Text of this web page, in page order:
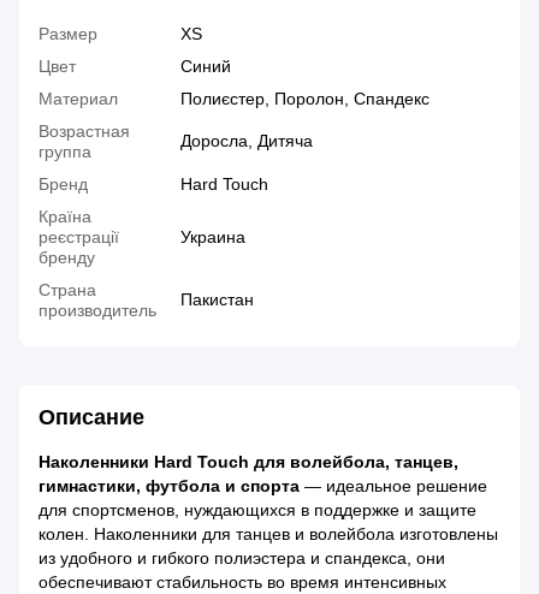
Размер
XS
Цвет
Синий
Материал
Полиєстер, Поролон, Спандекс
Возрастная
группа
Доросла, Дитяча
Бренд
Hard Touch
Країна
реєстрації
бренду
Украина
Страна
производитель
Пакистан
Описание
Наколенники Hard Touch для волейбола, танцев,
гимнастики, футбола и спорта — идеальное решение
для спортсменов, нуждающихся в поддержке и защите
колен. Наколенники для танцев и волейбола изготовлены
из удобного и гибкого полиэстера и спандекса, они
обеспечивают стабильность во время интенсивных